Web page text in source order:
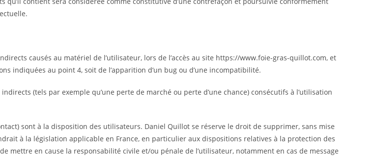
causés au matériel de l’utilisateur, lors de l’accès au site https://www.foie-gras-quillot.com, et
indiquées au point 4, soit de l’apparition d’un bug ou d’une incompatibilité.
(tels par exemple qu’une perte de marché ou perte d’une chance) consécutifs à l’utilisation
sont à la disposition des utilisateurs. Daniel Quillot se réserve le droit de supprimer, sans mise
à la législation applicable en France, en particulier aux dispositions relatives à la protection des
mettre en cause la responsabilité civile et/ou pénale de l’utilisateur, notamment en cas de message